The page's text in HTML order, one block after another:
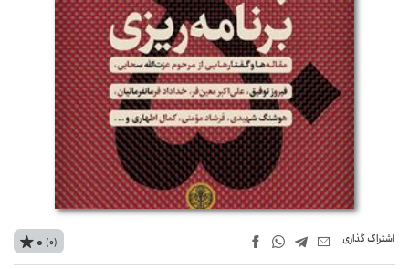
اشتراک‌ گذاری 0 (0)